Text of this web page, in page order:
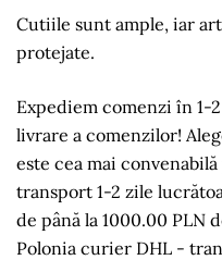
Cutiile sunt ample, iar
protejate.
Expediem comenzi în 1-
livrare a comenzilor!
este cea mai
transport 1-2 zile
de până la 1000.00 PLN
Polonia curier DHL -